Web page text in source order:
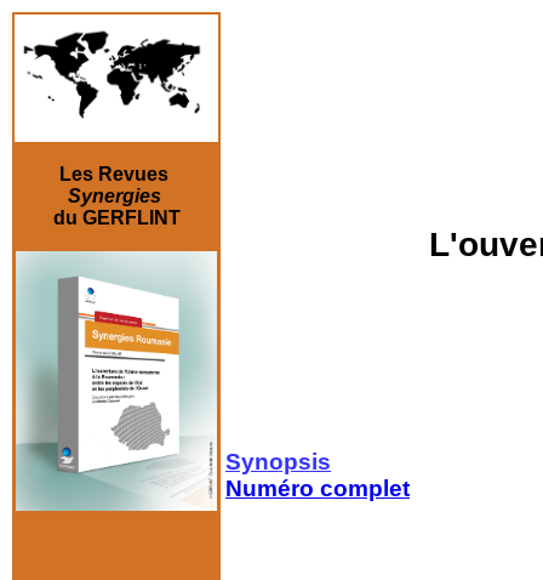
Les Revues
Synergies
du GERFLINT
Synopsis
Numéro complet